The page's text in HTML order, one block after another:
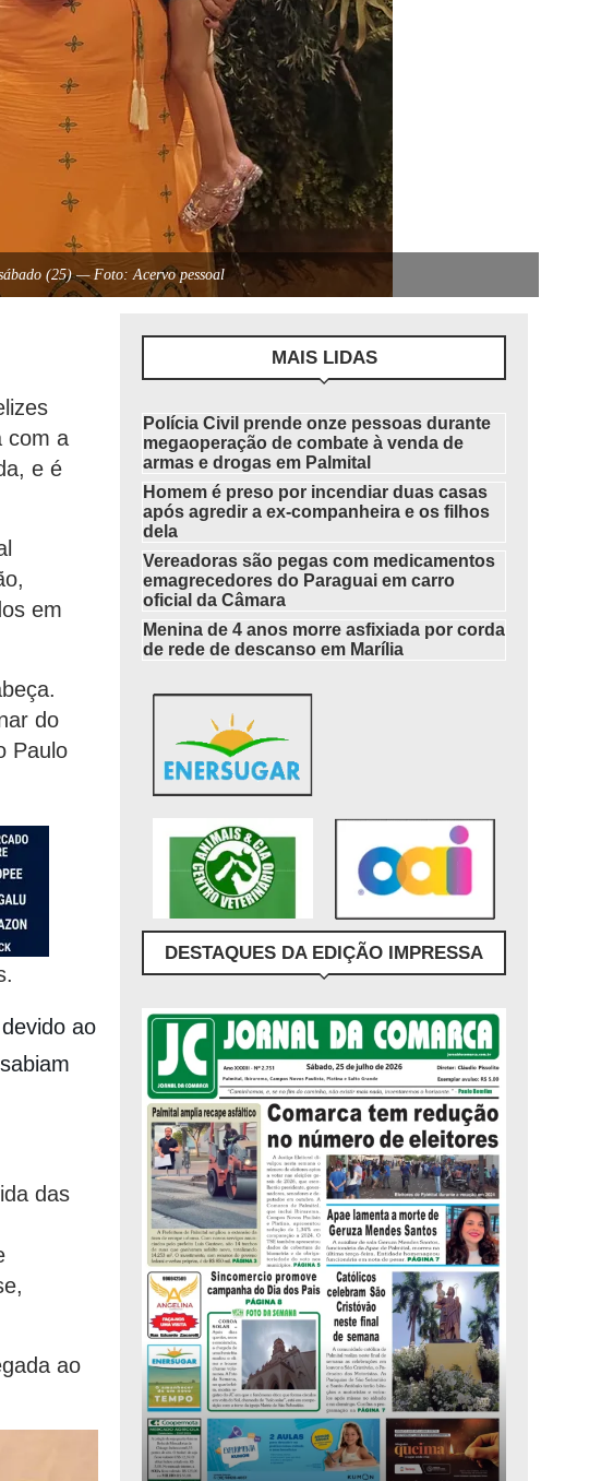
(25) — Foto: Acervo pessoal
com a
e é
em
do
Paulo
ao
das
ao
MAIS LIDAS
Polícia Civil prende onze pessoas durante
megaoperação de combate à venda de
armas e drogas em Palmital
Homem é preso por incendiar duas casas
após agredir a ex-companheira e os filhos
dela
Vereadoras são pegas com medicamentos
emagrecedores do Paraguai em carro
oficial da Câmara
Menina de 4 anos morre asfixiada por corda
de rede de descanso em Marília
DESTAQUES DA EDIÇÃO IMPRESSA